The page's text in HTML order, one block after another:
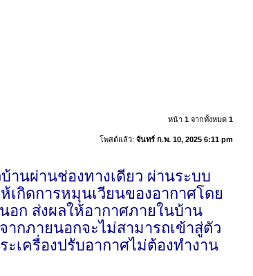
หน้า 1จากทั้งหมด 1
โพสต์แล้ว: จันทร์ ก.พ. 10, 2025 6:11 pm
านผ่านช่องทางเดียว ผ่านระบบ
เกิดการหมุนเวียนของอากาศโดย
อก ส่งผลให้อากาศภายในบ้าน
ากภายนอกจะไม่สามารถเข้าสู่ตัว
เครื่องปรับอากาศไม่ต้องทำงาน